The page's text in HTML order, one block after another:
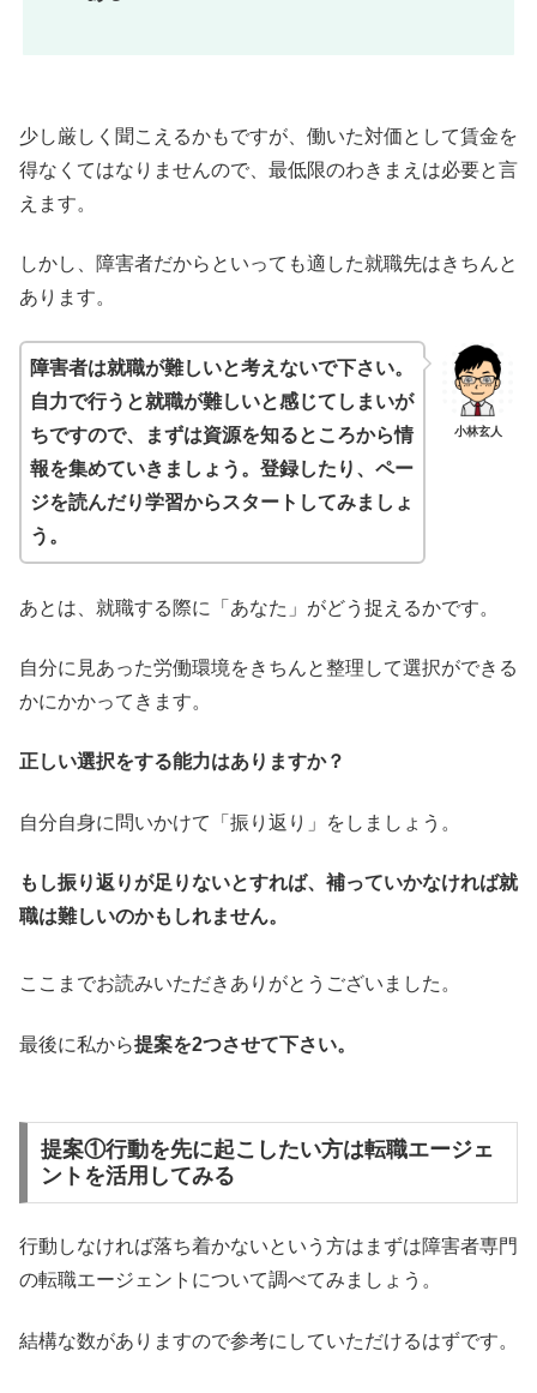
少し厳しく聞こえるかもですが、働いた対価として賃金を
得なくてはなりませんので、最低限のわきまえは必要と言
えます。
しかし、障害者だからといっても適した就職先はきちんと
あります。
小林玄人
障害者は就職が難しいと考えないで下さい。
自力で行うと就職が難しいと感じてしまいが
ちですので、まずは資源を知るところから情
報を集めていきましょう。登録したり、ペー
ジを読んだり学習からスタートしてみましょ
う。
あとは、就職する際に「あなた」がどう捉えるかです。
自分に見あった労働環境をきちんと整理して選択ができる
かにかかってきます。
正しい選択をする能力はありますか？
自分自身に問いかけて「振り返り」をしましょう。
もし振り返りが足りないとすれば、補っていかなければ就
職は難しいのかもしれません。
ここまでお読みいただきありがとうございました。
最後に私から提案を2つさせて下さい。
提案①行動を先に起こしたい方は転職エージェ
ントを活用してみる
行動しなければ落ち着かないという方はまずは障害者専門
の転職エージェントについて調べてみましょう。
結構な数がありますので参考にしていただけるはずです。